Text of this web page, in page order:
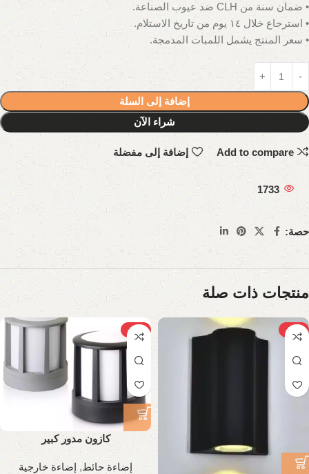
• ضمان سنة من CLH ضد عيوب الصناعة.
• استرجاع خلال ١٤ يوم من تاريخ الاستلام.
• سعر المنتج يشمل اللمبات المدمجة.
إضافة إلى السلة
شراء الآن
Add to compare إضافة إلى مفضلة
1733
حصة:
منتجات ذات صلة
-32%
-29%
كازون مدور كبير
إضاءة حائط, إضاءة خارجية